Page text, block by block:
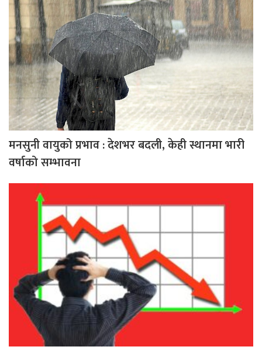
मनसुनी वायुको प्रभाव : देशभर बदली, केही स्थानमा भारी
वर्षाको सम्भावना